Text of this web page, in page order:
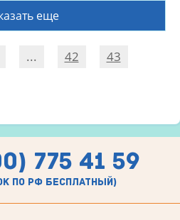
еще
... 42 43
775 41 59
по рф бесплатный)